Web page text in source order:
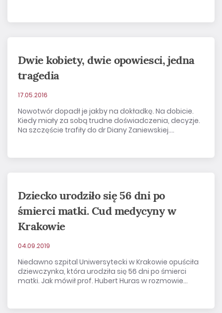
Dwie kobiety, dwie opowiesci, jedna
tragedia
17.05.2016
Nowotwór dopadł je jakby na dokładkę. Na dobicie.
Kiedy miały za sobą trudne doświadczenia, decyzje.
Na szczęście trafiły do dr Diany Zaniewskiej....
Dziecko urodziło się 56 dni po
śmierci matki. Cud medycyny w
Krakowie
04.09.2019
Niedawno szpital Uniwersytecki w Krakowie opuściła
dziewczynka, która urodziła się 56 dni po śmierci
matki. Jak mówił prof. Hubert Huras w rozmowie...